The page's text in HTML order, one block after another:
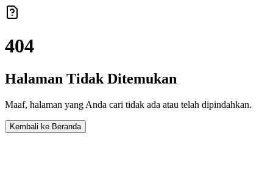
404
Halaman Tidak Ditemukan
Maaf, halaman yang Anda cari tidak ada atau telah dipindahkan.
Kembali ke Beranda